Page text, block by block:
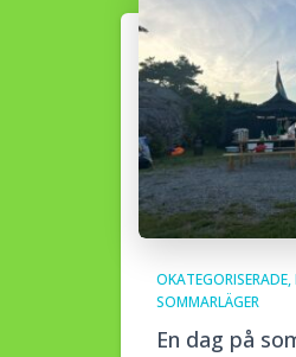
OKATEGORISERADE
SOMMARLÄGER
En dag på